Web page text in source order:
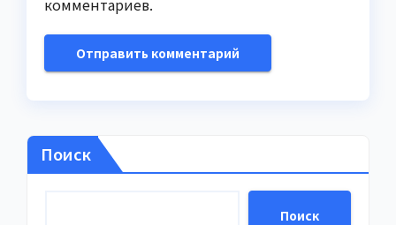
комментариев.
Поиск
Поиск